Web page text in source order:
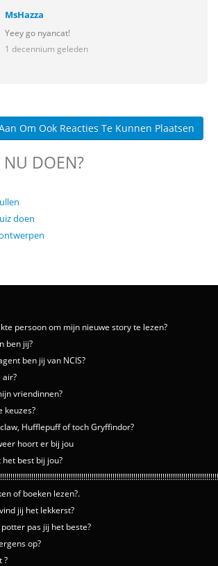
MsHazza
Yeey go nyancat!
1 decennium geleden
Om Ook Reacties Te Kunnen Plaatsen
NU DOEN?
doen
persoon om mijn nieuwe story te lezen?
ben jij?
ben jij van NCIS?
air?
vriendinnen?
keuzes?
Hufflepuff of toch Gryffindor?
hoort er bij jou
best bij jou?
of boeken lezen?.
jij het lekkerst?
pas jij het beste?
op?
?